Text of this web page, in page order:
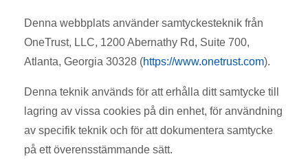
Denna webbplats använder samtyckesteknik från
OneTrust, LLC, 1200 Abernathy Rd, Suite 700,
Atlanta, Georgia 30328 (https://www.onetrust.com).
Denna teknik används för att erhålla ditt samtycke till
lagring av vissa cookies på din enhet, för användning
av specifik teknik och för att dokumentera samtycke
på ett överensstämmande sätt.